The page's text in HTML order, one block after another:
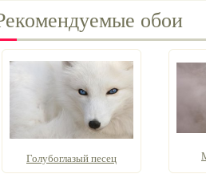
обои
Голубоглазый песец